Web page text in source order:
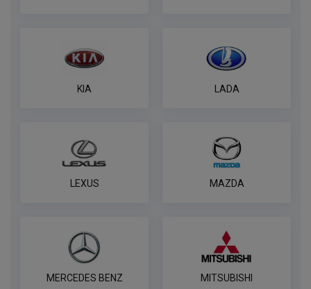
KIA LADA
LEXUS MAZDA
MERCEDES BENZ MITSUBISHI